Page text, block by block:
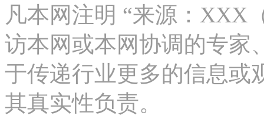
凡本网注明 “来源：XXX
访本网或本网协调的专家
于传递行业更多的信息或
其真实性负责。